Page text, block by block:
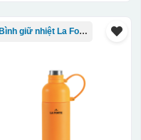
Bình giữ nhiệt La Fonte